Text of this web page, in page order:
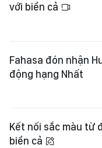
với biển cả
Fahasa đón nhận
động hạng Nhất
Kết nối sắc màu từ
biển cả